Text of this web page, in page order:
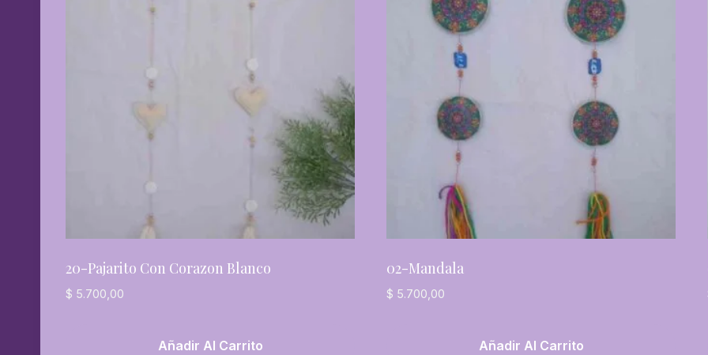
20-Pajarito Con Corazon Blanco
$ 5.700,00
Añadir Al Carrito
02-Mandala
$ 5.700,00
Añadir Al Carrito